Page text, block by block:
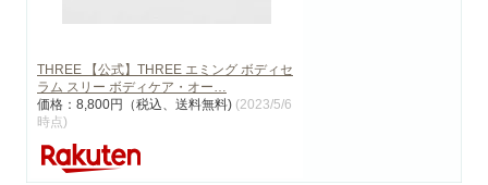
THREE 【公式】THREE エミング ボディセ
ラム スリー ボディケア・オー…
価格：8,800円（税込、送料無料) (2023/5/6
時点)